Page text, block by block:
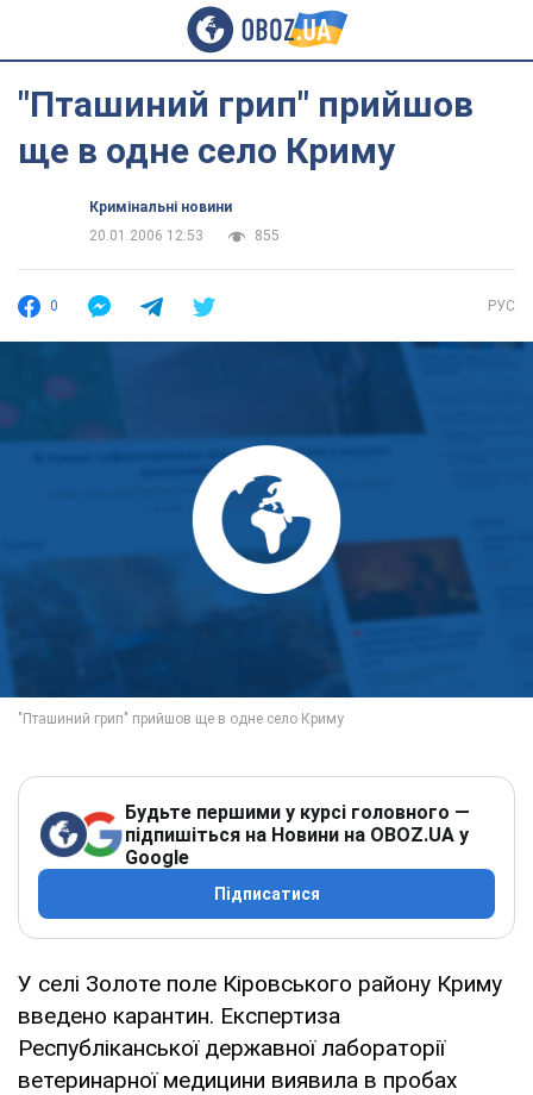
"Пташиний грип" прийшов
ще в одне село Криму
Кримінальні новини
20.01.2006 12:53
855
0 РУС
Будьте першими у курсі головного —
підпишіться на Новини на OBOZ.UA у
Google
Підписатися
У селі Золоте поле Кіровського району Криму
введено карантин. Експертиза
Республіканської державної лабораторії
ветеринарної медицини виявила в пробах